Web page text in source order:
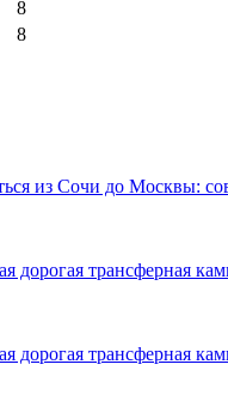
8
8
из Сочи до Москвы:
дорогая трансферная
дорогая трансферная